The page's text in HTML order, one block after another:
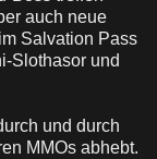
auch neue
Salvation Pass
Slothasor und
und durch
MMOs abhebt.